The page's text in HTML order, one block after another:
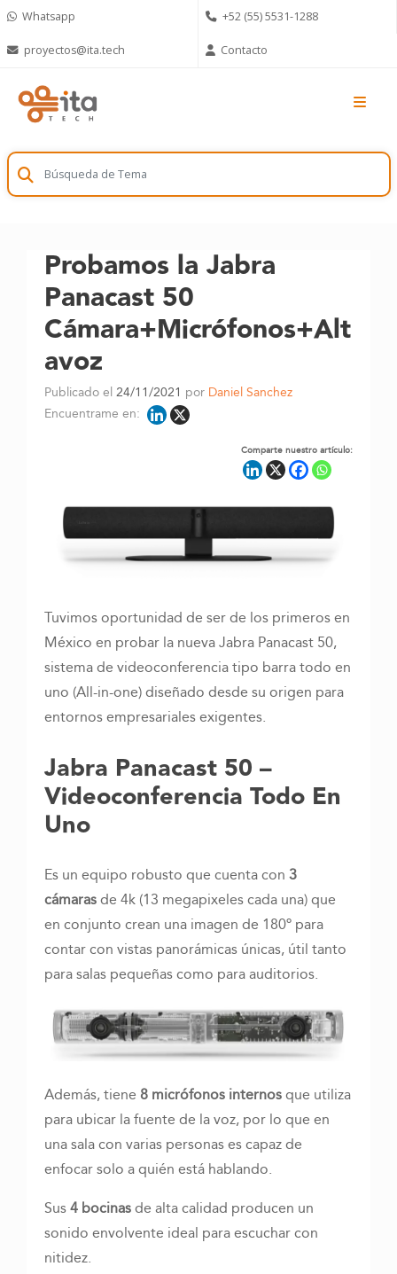
Whatsapp +52 (55) 5531-1288
proyectos@ita.tech Contacto
Probamos la Jabra
Panacast 50
Cámara+Micrófonos+Alt
avoz
Publicado el24/11/2021 por Daniel Sanchez
Encuentrame en:
Comparte nuestro artículo:
Tuvimos oportunidad de ser de los primeros en
México en probar la nueva Jabra Panacast 50,
sistema de videoconferencia tipo barra todo en
uno (All-in-one) diseñado desde su origen para
entornos empresariales exigentes.
Jabra Panacast 50 –
Videoconferencia Todo En
Uno
Es un equipo robusto que cuenta con 3
cámarasde 4k (13 megapixeles cada una) que
en conjunto crean una imagen de 180º para
contar con vistas panorámicas únicas, útil tanto
para salas pequeñas como para auditorios.
Además, tiene 8 micrófonos internosque utiliza
para ubicar la fuente de la voz, por lo que en
una sala con varias personas es capaz de
enfocar solo a quién está hablando.
Sus4 bocinasde alta calidad producen un
sonido envolvente ideal para escuchar con
nitidez.